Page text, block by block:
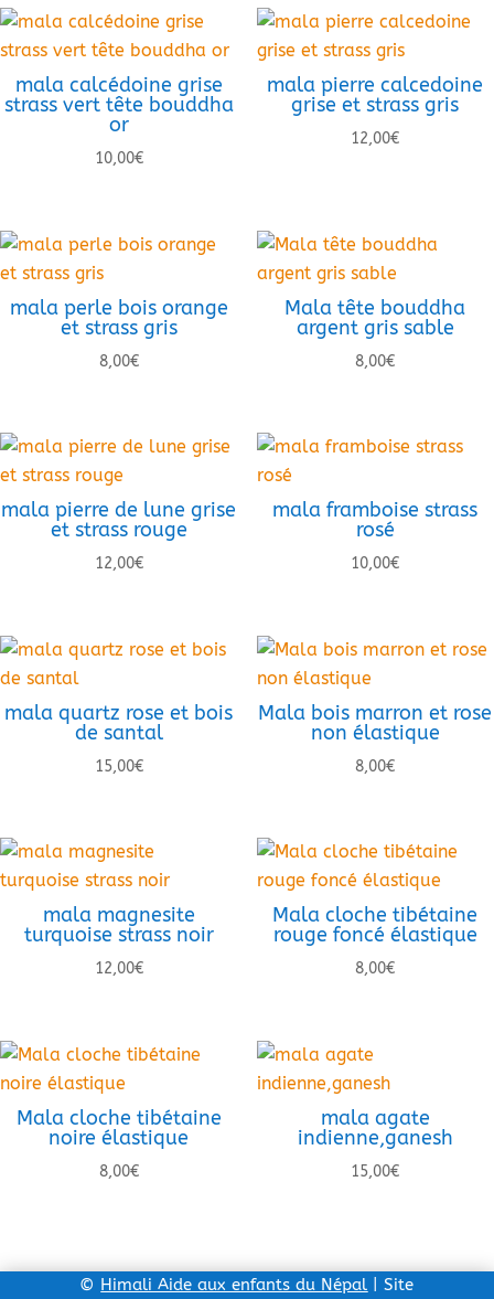
mala calcédoine grise
strass vert tête bouddha
or
10,00€
mala pierre calcedoine
grise et strass gris
12,00€
mala perle bois orange
et strass gris
8,00€
Mala tête bouddha
argent gris sable
8,00€
mala pierre de lune grise
et strass rouge
12,00€
mala framboise strass
rosé
10,00€
mala quartz rose et bois
de santal
15,00€
Mala bois marron et rose
non élastique
8,00€
mala magnesite
turquoise strass noir
12,00€
Mala cloche tibétaine
rouge foncé élastique
8,00€
Mala cloche tibétaine
noire élastique
8,00€
mala agate
indienne,ganesh
15,00€
© Himali Aide aux enfants du Népal | Site